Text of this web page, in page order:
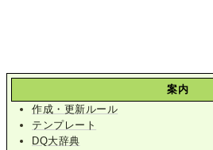
案内
作成・更新ルール
テンプレート
DQ大辞典